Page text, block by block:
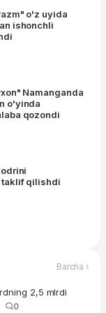
o'z uyida
ishonchli
Namanganda
o'yinda
qozondi
taklif qilishdi
Barcha ›
2,5 mlrdi
0